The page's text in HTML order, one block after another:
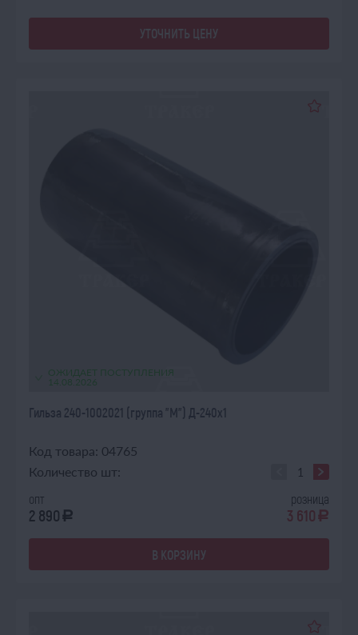
УТОЧНИТЬ ЦЕНУ
ОЖИДАЕТ ПОСТУПЛЕНИЯ
14.08.2026
Гильза 240-1002021 (группа "М") Д-240х1
Код товара: 04765
Количество шт:
опт
2 890 a
розница
3 610 a
В КОРЗИНУ